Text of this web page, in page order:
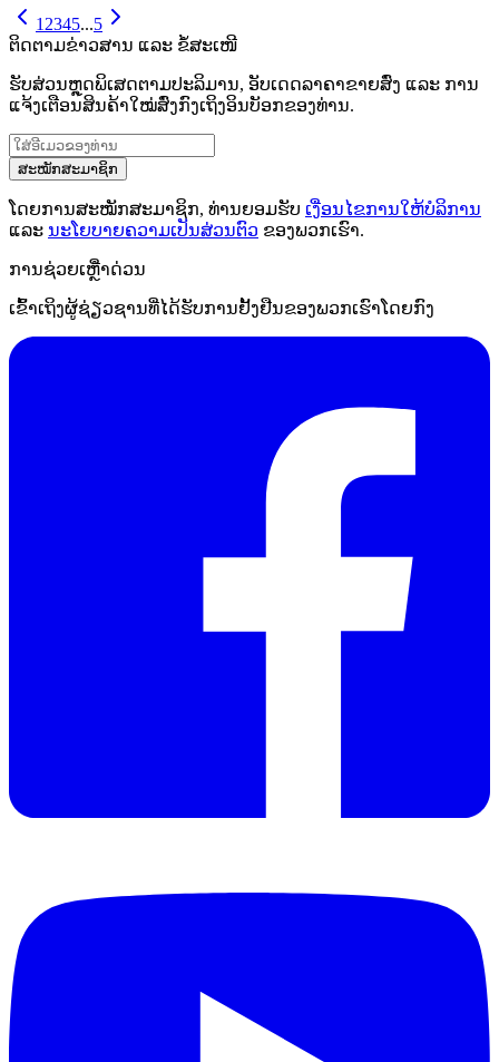
1 2345...5
ຕິດຕາມຂ່າວສານ ແລະ ຂໍ້ສະເໜີ
ຮັບສ່ວນຫຼຸດພິເສດຕາມປະລິມານ, ອັບເດດລາຄາຂາຍສົ່ງ ແລະ ການ
ແຈ້ງເຕືອນສິນຄ້າໃໝ່ສົ່ງກົງເຖິງອິນບັອກຂອງທ່ານ.
ສະໝັກສະມາຊິກ
ໂດຍການສະໝັກສະມາຊິກ, ທ່ານຍອມຮັບ ເງື່ອນໄຂການໃຫ້ບໍລິການ
ແລະ ນະໂຍບາຍຄວາມເປັນສ່ວນຕົວ ຂອງພວກເຮົາ.
ການຊ່ວຍເຫຼືໍາດ່ວນ
ເຂົ້າເຖິງຜູ້ຊ່ຽວຊານທີ່ໄດ້ຮັບການຢັ້ງຢືນຂອງພວກເຮົາໂດຍກົງ